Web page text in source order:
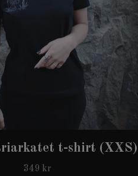
t-shirt (XXS)
349 kr